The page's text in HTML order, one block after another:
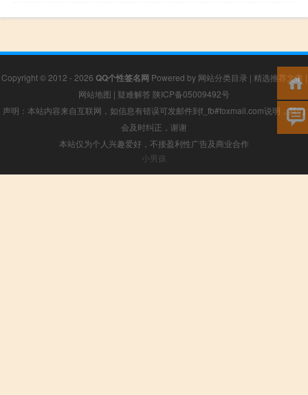
Copyright © 2012 - 2026 QQ个性签名网 Powered by 网站分类目录 | 精选推荐文章 |
网站地图 | 疑难解答 陕ICP备05009492号
声明：本站内容来自互联网，如信息有错误可发邮件到f_fb#foxmail.com说明，我们
会及时纠正，谢谢
本站仅为个人兴趣爱好，不接盈利性广告及商业合作
小男孩